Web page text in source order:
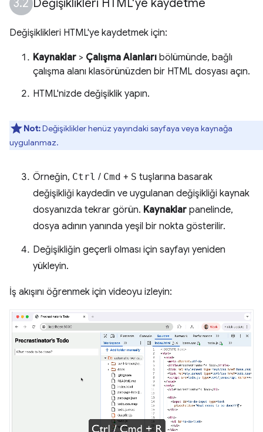
Değişiklikleri HTML'ye kaydetme
Değişiklikleri HTML'ye kaydetmek için:
Kaynaklar > Çalışma Alanları bölümünde, bağlı
çalışma alanı klasörünüzden bir HTML dosyası açın.
HTML'nizde değişiklik yapın.
Not:Değişiklikler henüz yayındaki sayfaya veya kaynağa
uygulanmaz.
Örneğin, Ctrl / Cmd + S tuşlarına basarak
değişikliği kaydedin ve uygulanan değişikliği kaynak
dosyanızda tekrar görün. Kaynaklar panelinde,
dosya adının yanında yeşil bir nokta gösterilir.
Değişikliğin geçerli olması için sayfayı yeniden
yükleyin.
İş akışını öğrenmek için videoyu izleyin: